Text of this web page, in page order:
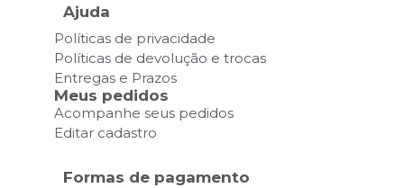
Ajuda
Políticas de privacidade
Políticas de devolução e trocas
Entregas e Prazos
Meus pedidos
Acompanhe seus pedidos
Editar cadastro
Formas de pagamento